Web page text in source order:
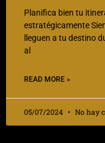
Planifica bien tu
estratégicamente
lleguen a tu destino
al
READ MORE »
05/07/2024 No hay